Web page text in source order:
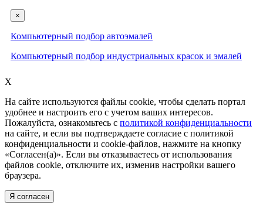
×
Компьютерный подбор автоэмалей
Компьютерный подбор индустриальных красок и эмалей
X
На сайте используются файлы cookie, чтобы сделать портал
удобнее и настроить его с учетом ваших интересов.
Пожалуйста, ознакомьтесь с политикой конфиденциальности
на сайте, и если вы подтверждаете согласие с политикой
конфиденциальности и cookie-файлов, нажмите на кнопку
«Согласен(а)». Если вы отказываетесь от использования
файлов cookie, отключите их, изменив настройки вашего
браузера.
Я согласен